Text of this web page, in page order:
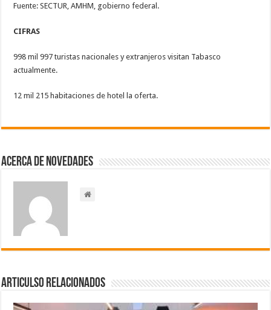
Fuente: SECTUR, AMHM, gobierno federal.
CIFRAS
998 mil 997 turistas nacionales y extranjeros visitan Tabasco
actualmente.
12 mil 215 habitaciones de hotel la oferta.
Acerca de NOVEDADES
Articulso Relacionados